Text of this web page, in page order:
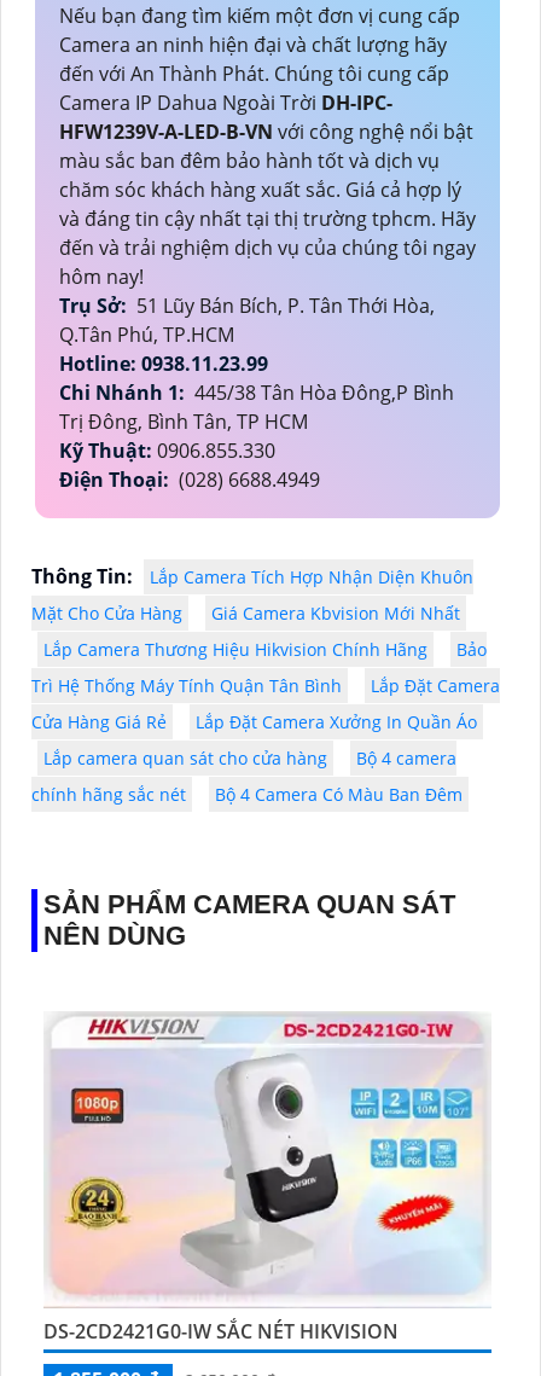
Nếu bạn đang tìm kiếm một đơn vị cung cấp
Camera an ninh hiện đại và chất lượng hãy
đến với An Thành Phát. Chúng tôi cung cấp
Camera IP Dahua Ngoài Trời DH-IPC-
HFW1239V-A-LED-B-VN với công nghệ nổi bật
màu sắc ban đêm bảo hành tốt và dịch vụ
chăm sóc khách hàng xuất sắc. Giá cả hợp lý
và đáng tin cậy nhất tại thị trường tphcm. Hãy
đến và trải nghiệm dịch vụ của chúng tôi ngay
hôm nay!
Trụ Sở: 51 Lũy Bán Bích, P. Tân Thới Hòa,
Q.Tân Phú, TP.HCM
Hotline: 0938.11.23.99
Chi Nhánh 1: 445/38 Tân Hòa Đông,P Bình
Trị Đông, Bình Tân, TP HCM
Kỹ Thuật: 0906.855.330
Điện Thoại: (028) 6688.4949
Thông Tin:
Lắp Camera Tích Hợp Nhận Diện Khuôn
Mặt Cho Cửa Hàng
Giá Camera Kbvision Mới Nhất
Lắp Camera Thương Hiệu Hikvision Chính Hãng
Bảo
Trì Hệ Thống Máy Tính Quận Tân Bình
Lắp Đặt Camera
Cửa Hàng Giá Rẻ
Lắp Đặt Camera Xưởng In Quần Áo
Lắp camera quan sát cho cửa hàng
Bộ 4 camera
chính hãng sắc nét
Bộ 4 Camera Có Màu Ban Đêm
SẢN PHẨM CAMERA QUAN SÁT
NÊN DÙNG
DS-2CD2421G0-IW SẮC NÉT HIKVISION